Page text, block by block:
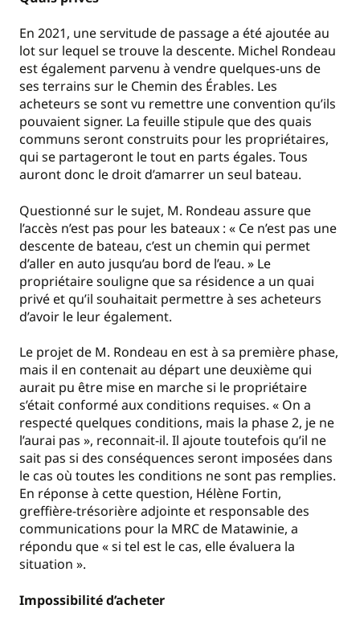
En 2021, une servitude de passage a été ajoutée au
lot sur lequel se trouve la descente. Michel Rondeau
est également parvenu à vendre quelques-uns de
ses terrains sur le Chemin des Érables. Les
acheteurs se sont vu remettre une convention qu’ils
pouvaient signer. La feuille stipule que des quais
communs seront construits pour les propriétaires,
qui se partageront le tout en parts égales. Tous
auront donc le droit d’amarrer un seul bateau.
Questionné sur le sujet, M. Rondeau assure que
l’accès n’est pas pour les bateaux : « Ce n’est pas une
descente de bateau, c’est un chemin qui permet
d’aller en auto jusqu’au bord de l’eau. » Le
propriétaire souligne que sa résidence a un quai
privé et qu’il souhaitait permettre à ses acheteurs
d’avoir le leur également.
Le projet de M. Rondeau en est à sa première phase,
mais il en contenait au départ une deuxième qui
aurait pu être mise en marche si le propriétaire
s’était conformé aux conditions requises. « On a
respecté quelques conditions, mais la phase 2, je ne
l’aurai pas », reconnait-il. Il ajoute toutefois qu’il ne
sait pas si des conséquences seront imposées dans
le cas où toutes les conditions ne sont pas remplies.
En réponse à cette question, Hélène Fortin,
greffière-trésorière adjointe et responsable des
communications pour la MRC de Matawinie, a
répondu que « si tel est le cas, elle évaluera la
situation ».
Impossibilité d’acheter